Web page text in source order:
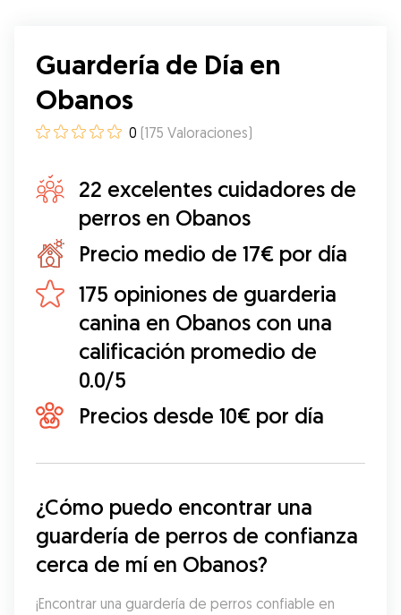
Guardería de Día en
Obanos
0 (175 Valoraciones)
22 excelentes cuidadores de
perros en Obanos
Precio medio de 17€ por día
175 opiniones de guarderia
canina en Obanos con una
calificación promedio de
0.0/5
Precios desde 10€ por día
¿Cómo puedo encontrar una
guardería de perros de confianza
cerca de mí en Obanos?
¡Encontrar una guardería de perros confiable en